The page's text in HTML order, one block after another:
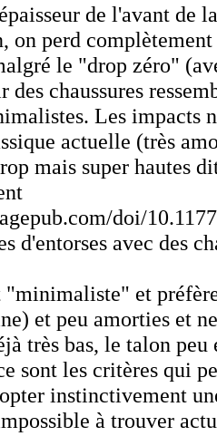
de l'avant de
on perd
le "drop zéro"
des chaussures
Les impacts
actuelle (très
mais super hautes
doi/
d'entorses avec des
et
et peu amorties et
très bas, le talon peu
sont les critères qui
instinctivement
à trouver